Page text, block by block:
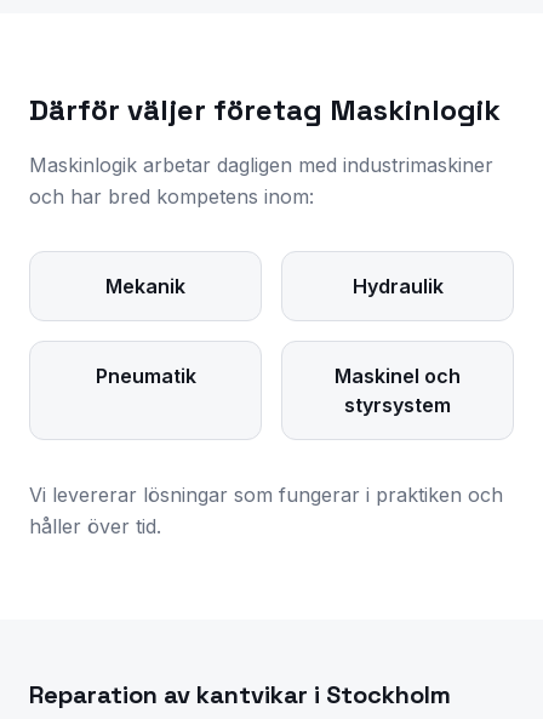
Därför väljer företag Maskinlogik
Maskinlogik arbetar dagligen med industrimaskiner
och har bred kompetens inom:
Mekanik Hydraulik
Pneumatik
Maskinel och
styrsystem
Vi levererar lösningar som fungerar i praktiken och
håller över tid.
Reparation av kantvikar i Stockholm